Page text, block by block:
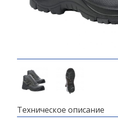
Техническое описание